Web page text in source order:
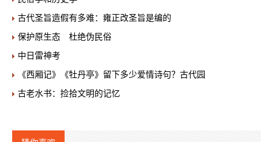
古代圣旨造假有多难：雍正改圣旨是编的
保护原生态 杜绝伪民俗
中日雷神考
《西厢记》《牡丹亭》留下多少爱情诗句？古代园
古老水书：捡拾文明的记忆